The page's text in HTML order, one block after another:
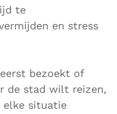
te
en stress
bezoekt of
de stad wilt reizen,
elke situatie